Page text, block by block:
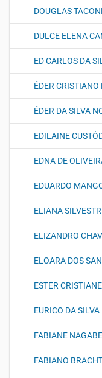
DOUGLAS
DULCE ELENA
ED CARLOS DA
ÉDER CRISTIANO
ÉDER DA SILVA
EDILAINE
EDNA DE
EDUARDO
ELIANA
ELIZANDRO
ELOARA DOS
ESTER
EURICO DA
FABIANE NAGABE
FABIANO